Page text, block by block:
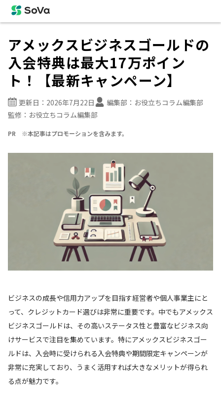
アメックスビジネスゴールドの
入会特典は最大17万ポイン
ト！【最新キャンペーン】
更新日： 2026年7月22日 編集部： お役立ちコラム編集部
監修： お役立ちコラム編集部
PR ※本記事はプロモーションを含みます。
ビジネスの成長や信用力アップを目指す経営者や個人事業主にと
って、クレジットカード選びは非常に重要です。中でもアメックス
ビジネスゴールドは、その高いステータス性と豊富なビジネス向
けサービスで注目を集めています。特にアメックスビジネスゴー
ルドは、入会時に受けられる入会特典や期間限定キャンペーンが
非常に充実しており、うまく活用すれば大きなメリットが得られ
る点が魅力です。